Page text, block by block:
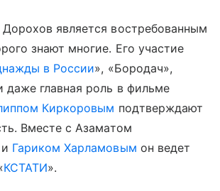
является востребованным
знают многие. Его участие
в России», «Бородач»,
главная роль в фильме
Киркоровым подтверждают
Вместе с Азаматом
Гариком Харламовым он ведет
КСТАТИ».